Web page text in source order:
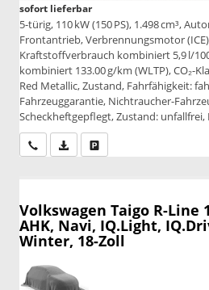
sofort lieferbar
5-türig, 110 kW (150 PS), 1.498 cm³,
Frontantrieb, Verbrennungsmotor
Kraftstoffverbrauch kombiniert 5,9 l/
kombiniert 133.00 g/km (WLTP), CO₂-
Red Metallic, Zustand, Fahrfähigkeit:
Fahrzeuggarantie, Nichtraucher-
Scheckheftgepflegt, Zustand: unfallfrei,
Wir rufen Sie anPDF-Datei, Fahrzeugexposé
Volkswagen Taigo R-Line
AHK, Navi, IQ.Light,
Winter, 18-Zoll